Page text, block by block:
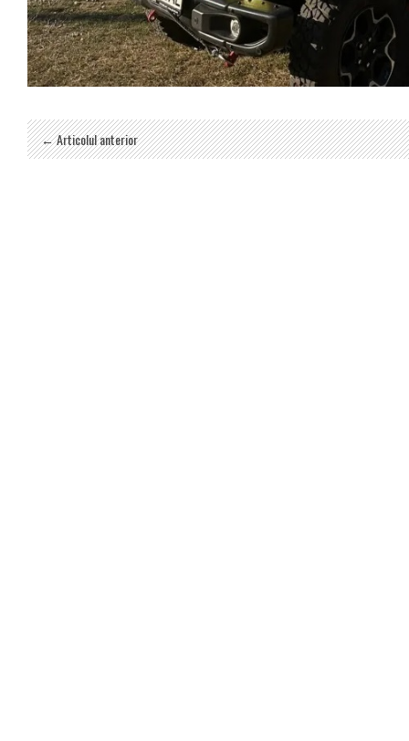
← Articolul anterior